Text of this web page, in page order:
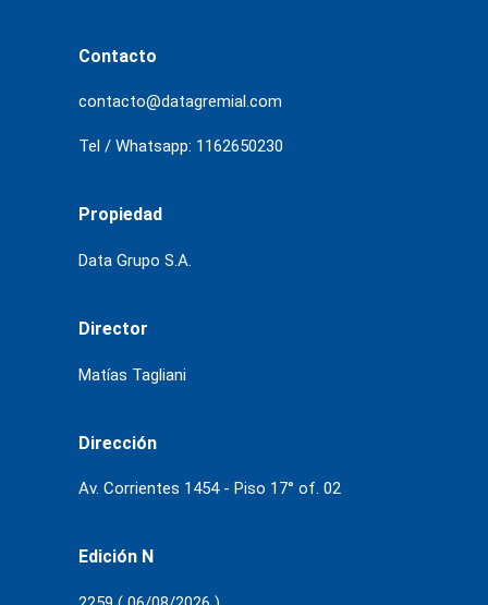
Contacto
contacto@datagremial.com
Tel / Whatsapp: 1162650230
Propiedad
Data Grupo S.A.
Director
Matías Tagliani
Dirección
Av. Corrientes 1454 - Piso 17° of. 02
Edición N